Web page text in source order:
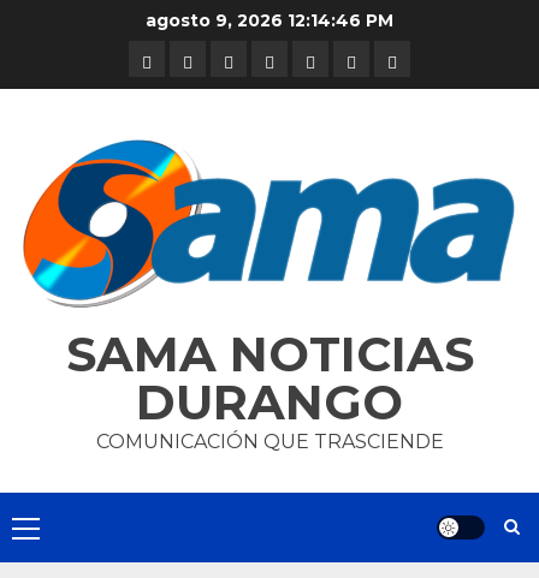
agosto 9, 2026 12:14:46 PM
DURANGO
NACIONAL
INTERNACIONAL
DEPORTES
ENTRETENIMIENTO
CIENCIA
Y
OPINION
SAMA NOTICIAS
DURANGO
COMUNICACIÓN QUE TRASCIENDE
Primary
Menu